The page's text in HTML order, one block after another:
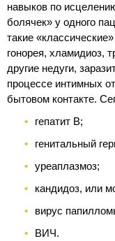
навыков по
болячек» у одного
такие
гонорея, хламидиоз,
другие недуги,
процессе интимных
бытовом контакте.
гепатит В;
генитальный
уреаплазмоз;
кандидоз, или
вирус
ВИЧ.